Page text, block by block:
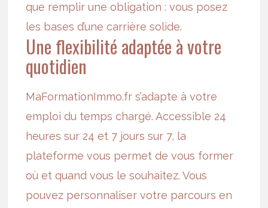
que remplir une obligation : vous posez
les bases d’une carrière solide.
Une flexibilité adaptée à votre
quotidien
MaFormationImmo.fr s’adapte à votre
emploi du temps chargé. Accessible 24
heures sur 24 et 7 jours sur 7, la
plateforme vous permet de vous former
où et quand vous le souhaitez. Vous
pouvez personnaliser votre parcours en